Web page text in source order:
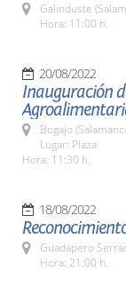
Galinduste
Hora: 11:00 h.
20/08/2022
Inauguración
Bogajo
Lugar: Plaza
Hora: 11:30 h.
18/08/2022
Guadapero
Hora: 21:00 h.